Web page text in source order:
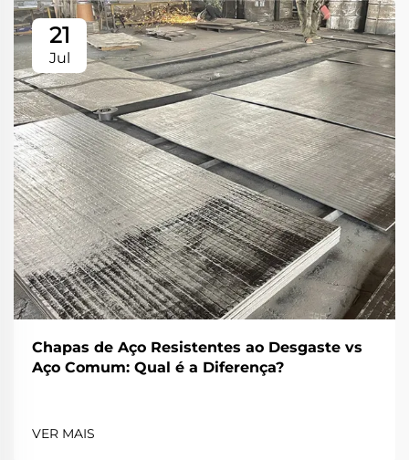
21
Jul
Chapas de Aço Resistentes ao Desgaste vs
Aço Comum: Qual é a Diferença?
VER MAIS